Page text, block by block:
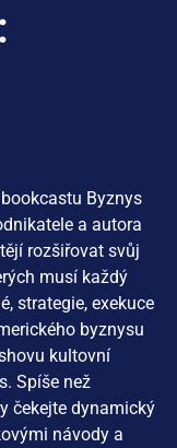
Byznys
a autora
rozšiřovat svůj
musí každý
strategie, exekuce
byznysu
kultovní
Spíše než
čekejte dynamický
návody a